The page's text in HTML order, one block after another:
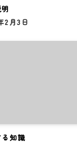
2月3日
知識